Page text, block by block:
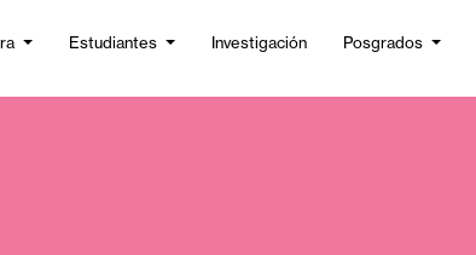
Estudiantes Investigación Posgrados